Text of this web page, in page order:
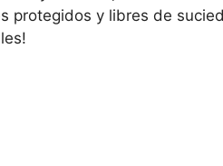
protegidos y libres de